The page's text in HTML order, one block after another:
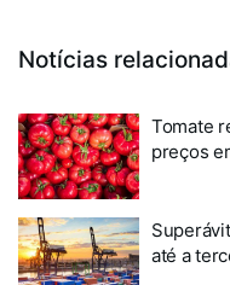
Notícias
Tomate
preços
até a